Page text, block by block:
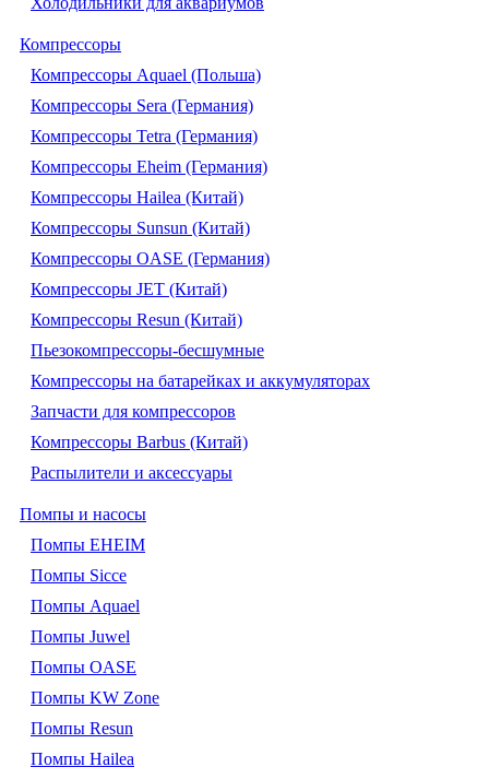
Компрессоры
Компрессоры Aquael (Польша)
Компрессоры Sera (Германия)
Компрессоры Tetra (Германия)
Компрессоры Eheim (Германия)
Компрессоры Hailea (Китай)
Компрессоры Sunsun (Китай)
Компрессоры OASE (Германия)
Компрессоры JET (Китай)
Компрессоры Resun (Китай)
Пьезокомпрессоры-бесшумные
Компрессоры на батарейках и аккумуляторах
Запчасти для компрессоров
Компрессоры Barbus (Китай)
Распылители и аксессуары
Помпы и насосы
Помпы EHEIM
Помпы Sicce
Помпы Aquael
Помпы Juwel
Помпы OASE
Помпы KW Zone
Помпы Resun
Помпы Hailea